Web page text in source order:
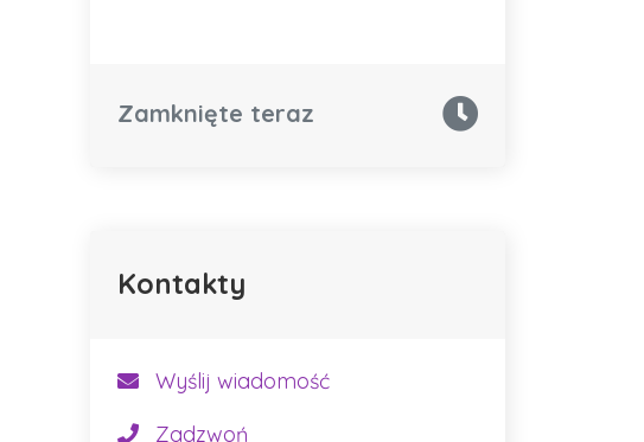
Zamknięte teraz
Kontakty
Wyślij wiadomość
Zadzwoń